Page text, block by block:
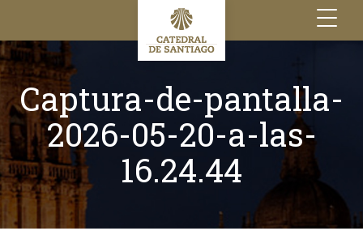
Toggle
navigation
Captura-de-pantalla-
2026-05-20-a-las-
16.24.44